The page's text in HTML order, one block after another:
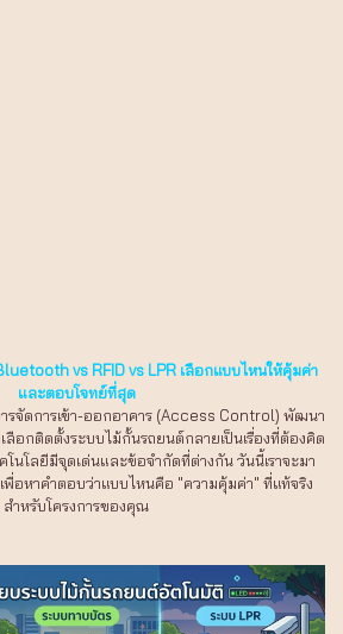
vs RFID vs LPR เลือกแบบไหนให้คุ้มค่า
และตอบโจทย์ที่สุด
จัดการเข้า-ออกอาคาร (Access Control) พัฒนา
ลือกติดตั้งระบบไม้กั้นรถยนต์กลายเป็นเรื่องที่ต้องคิด
โนโลยีมีจุดเด่นและข้อจำกัดที่ต่างกัน วันนี้เราจะมา
พื่อหาคำตอบว่าแบบไหนคือ "ความคุ้มค่า" ที่แท้จริง
สำหรับโครงการของคุณ